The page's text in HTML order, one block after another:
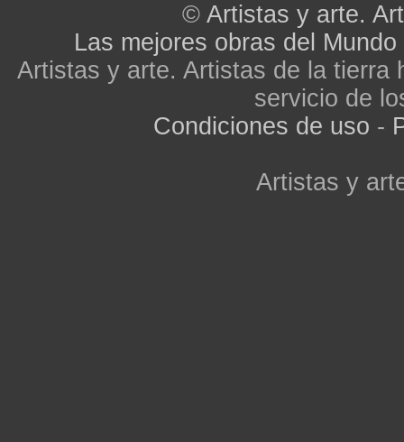
© Artistas y arte.
Las mejores obras del Mundo
Artistas y arte. Artistas de la tierra
servicio de
Condiciones de uso -
Artistas y